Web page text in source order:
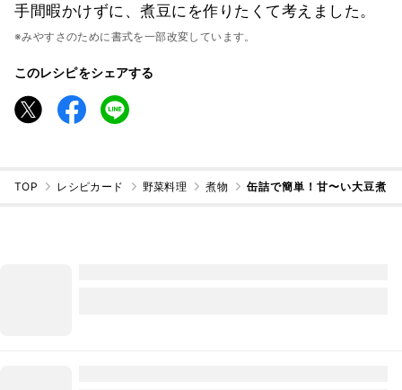
手間暇かけずに、煮豆にを作りたくて考えました。
※みやすさのために書式を一部改変しています。
このレシピをシェアする
TOP レシピカード 野菜料理 煮物 缶詰で簡単！甘〜い大豆煮